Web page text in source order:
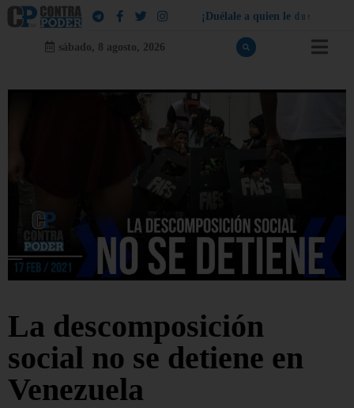
¡ Dué a e a quien e d u e
sábado, 8 agosto, 2026
La descomposición
social no se detiene en
Venezuela